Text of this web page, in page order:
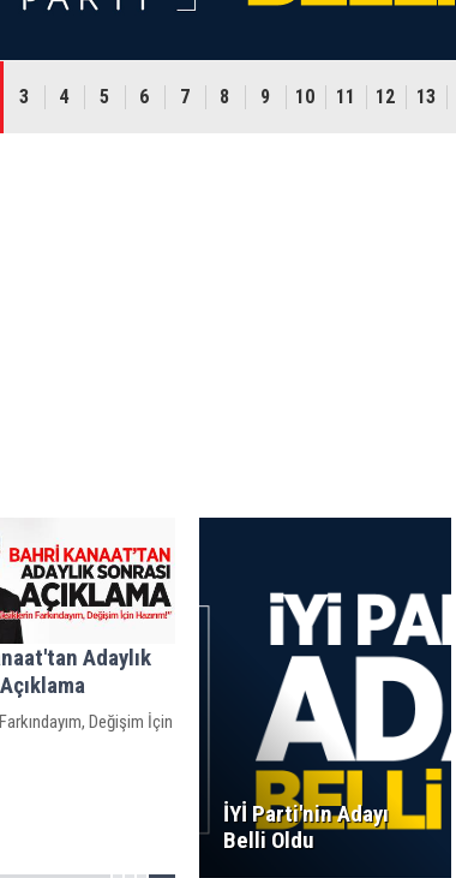
3 4 5 6 7 8 9 10 11 12 13
Adaylık
Değişim İçin
İYİ Parti'nin Adayı
Belli Oldu